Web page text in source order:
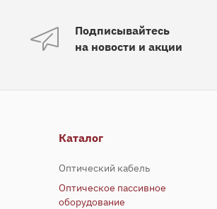
Подписывайтесь
на новости и акции
Каталог
Оптический кабель
Оптическое пассивное
оборудование